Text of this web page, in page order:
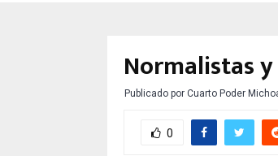
Normalistas
Publicado por Cuarto Poder
0